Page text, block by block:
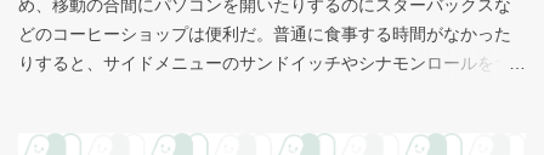
め、移動の合間にパソコンを開いたりするのにスターバックスな
どのコーヒーショップは便利だ。普通に食事する時間がなかった
りすると、サイドメニューのサンドイッチやシナモンロールをつ
気になっていた。お腹の肉がだいぶたるんできたのは、こいつの